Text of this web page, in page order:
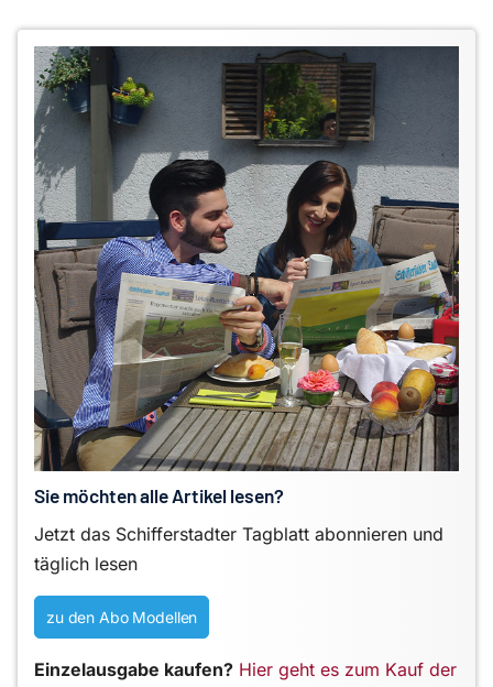
Sie möchten alle Artikel lesen?
Jetzt das Schifferstadter Tagblatt abonnieren und
täglich lesen
zu den Abo Modellen
Einzelausgabe kaufen? Hier geht es zum Kauf der